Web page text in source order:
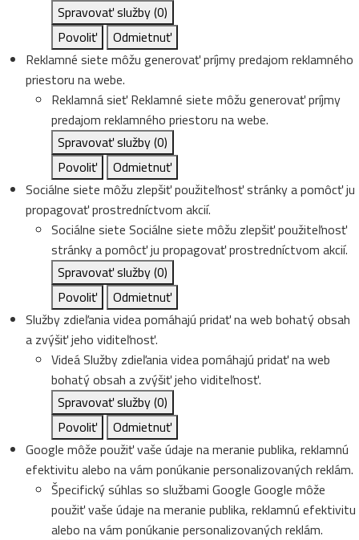
Spravovať služby(0)
Povoliť
Odmietnuť
Reklamné siete môžu generovať príjmy predajom reklamného
priestoru na webe.
Reklamná sieť Reklamné siete môžu generovať príjmy
predajom reklamného priestoru na webe.
Spravovať služby(0)
Povoliť
Odmietnuť
Sociálne siete môžu zlepšiť použiteľnosť stránky a pomôcť ju
propagovať prostredníctvom akcií.
Sociálne siete Sociálne siete môžu zlepšiť použiteľnosť
stránky a pomôcť ju propagovať prostredníctvom akcií.
Spravovať služby(0)
Povoliť
Odmietnuť
Služby zdieľania videa pomáhajú pridať na web bohatý obsah
a zvýšiť jeho viditeľnosť.
VideáSlužby zdieľania videa pomáhajú pridať na web
bohatý obsah a zvýšiť jeho viditeľnosť.
Spravovať služby(0)
Povoliť
Odmietnuť
Google môže použiť vaše údaje na meranie publika, reklamnú
efektivitu alebo na vám ponúkanie personalizovaných reklám.
Špecifický súhlas so službami Google Google môže
použiť vaše údaje na meranie publika, reklamnú efektivitu
alebo na vám ponúkanie personalizovaných reklám.